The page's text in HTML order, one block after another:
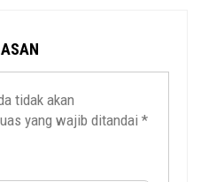
tidak akan
yang wajib ditandai*